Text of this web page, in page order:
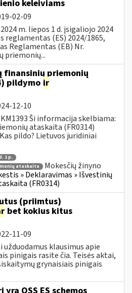
keleiviams
02-09
m. liepos 1 d. įsigaliojo 2024
reglamentas (ES) 2024/1865,
Reglamentas (EB) Nr.
priemonių...
finansinių priemonių
pildymo ir
12-10
Ši informacija skelbiama:
ataskaita (FR0314)
pildo? Lietuvos juridiniai
1 p.
ataskaita
Mokesčių žinyno
» Deklaravimas » Išvestinių
(FR0314)
(priimtus)
bet kokius kitus
11-09
užduodamus klausimus apie
pinigais rasite čia. Teisės aktai,
grynaisiais pinigais
OSS ES schemos